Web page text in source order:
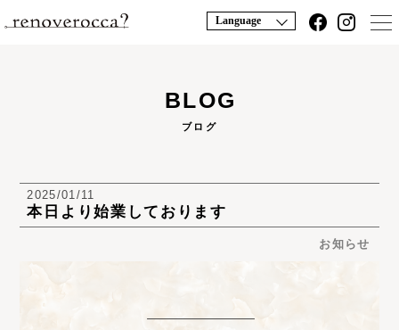
Language
BLOG
ブログ
2025/01/11
本日より始業しております
お知らせ